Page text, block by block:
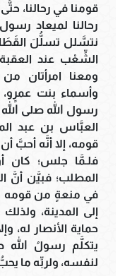
قومنا في رحالنا،
رحالنا لميعاد
نتسَّلل تسلُّلَ
الشِّعْب عند
ومعنا امرأتان
وأسماء بنت
رسول الله صلى
العبَّاس بن عبد
قومه، إلا أنَّه أحبَّ
فلـمَّا جلس؛ كان
المطلب؛ فبيَّن أنَّ
في منعةٍ من قومه
إلى المدينة،
حماية الأنصار له،
يتكلَّم رسولُ الله
لنفسه، ولربِّه ما